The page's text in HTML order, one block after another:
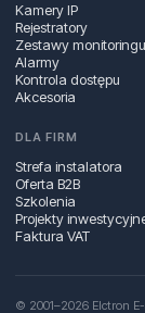
Kamery IP
Rejestratory
Zestawy monitoringu
Alarmy
Kontrola dostępu
Akcesoria
DLA FIRM
Strefa instalatora
Oferta B2B
Szkolenia
Projekty
Faktura VAT
© 2001–2026 Elctron E-